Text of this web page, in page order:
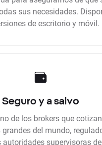
sus necesidades.
de escritorio y móvil.
Seguro y a salvo
de los brokers que
del mundo,
autoridades supervisoras de